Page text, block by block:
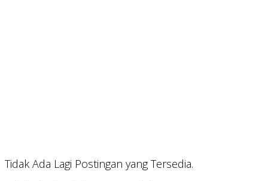
Tidak Ada Lagi Postingan yang Tersedia.